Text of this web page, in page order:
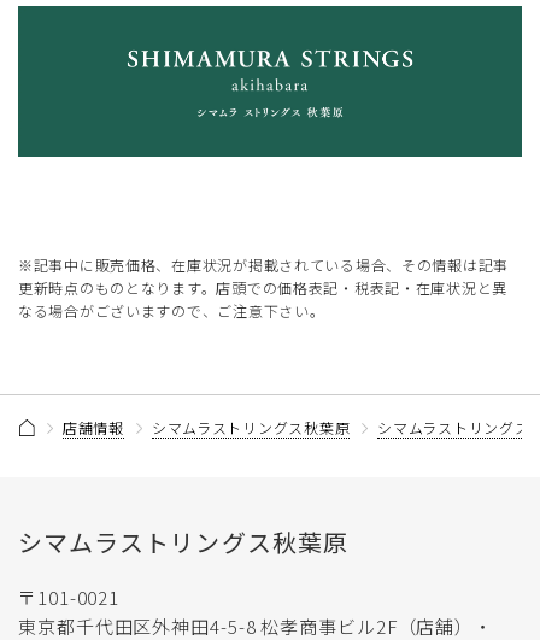
※記事中に販売価格、在庫状況が掲載されている場合、その情報は記事
更新時点のものとなります。店頭での価格表記・税表記・在庫状況と異
なる場合がございますので、ご注意下さい。
店舗情報 シマムラストリングス秋葉原 シマムラストリングス
シマムラストリングス秋葉原
〒101-0021
東京都千代田区外神田4-5-8 松孝商事ビル2F（店舗）・